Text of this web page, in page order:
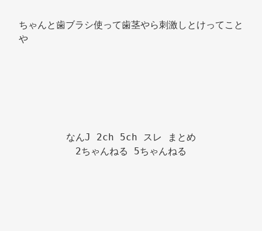
ちゃんと歯ブラシ使って歯茎やら刺激しとけってこと
や
なんJ 2ch 5ch スレ まとめ
2ちゃんねる 5ちゃんねる